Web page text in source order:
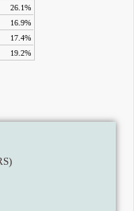
26.1%
16.9%
17.4%
19.2%